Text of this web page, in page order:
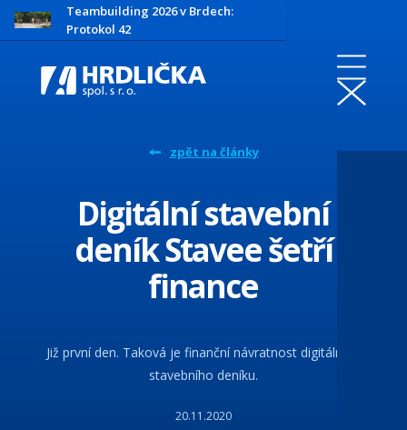
Teambuilding 2026 v Brdech:
Protokol 42
zpět na články
Digitální stavební
deník Stavee šetří
finance
Již první den. Taková je finanční návratnost digitálního
stavebního deníku.
20.11.2020